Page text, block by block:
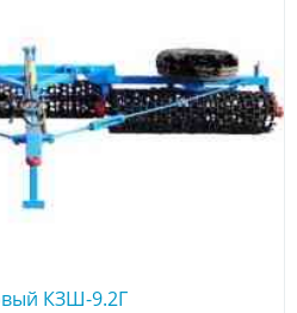
КЗШ-9.2Г